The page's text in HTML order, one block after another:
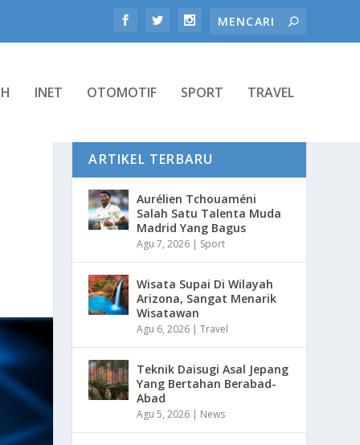
INET OTOMOTIF SPORT TRAVEL
ARTIKEL TERBARU
Aurélien Tchouaméni
Salah Satu Talenta Muda
Madrid Yang Bagus
Agu 7, 2026 | Sport
Wisata Supai Di Wilayah
Arizona, Sangat Menarik
Wisatawan
Agu 6, 2026 |Travel
Teknik Daisugi Asal Jepang
Yang Bertahan Berabad-
Abad
Agu 5, 2026 | News